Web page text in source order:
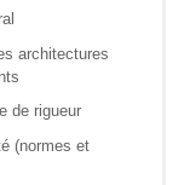
architectures
de rigueur
(normes et